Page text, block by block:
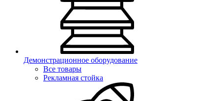
Демонстрационное оборудование
Все товары
Рекламная стойка